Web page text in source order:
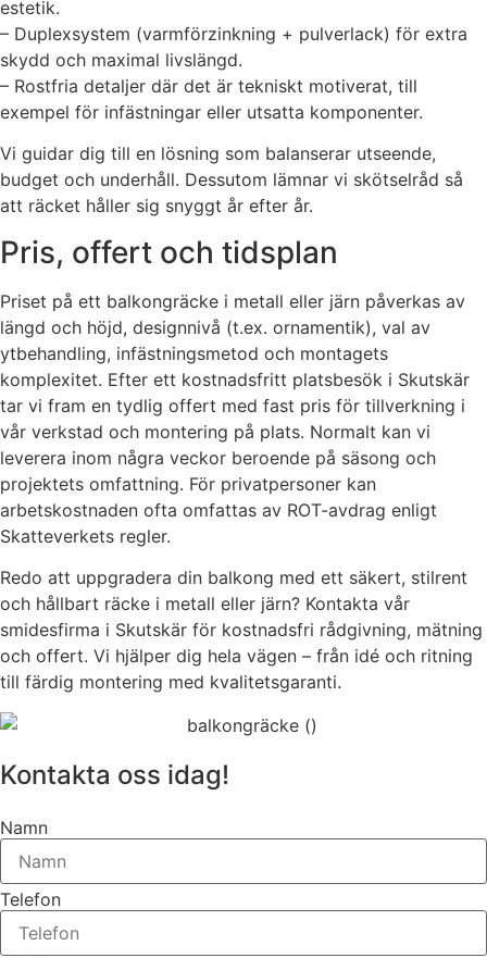
estetik.
– Duplexsystem (varmförzinkning + pulverlack) för extra
skydd och maximal livslängd.
– Rostfria detaljer där det är tekniskt motiverat, till
exempel för infästningar eller utsatta komponenter.
Vi guidar dig till en lösning som balanserar utseende,
budget och underhåll. Dessutom lämnar vi skötselråd så
att räcket håller sig snyggt år efter år.
Pris, offert och tidsplan
Priset på ett balkongräcke i metall eller järn påverkas av
längd och höjd, designnivå (t.ex. ornamentik), val av
ytbehandling, infästningsmetod och montagets
komplexitet. Efter ett kostnadsfritt platsbesök i Skutskär
tar vi fram en tydlig offert med fast pris för tillverkning i
vår verkstad och montering på plats. Normalt kan vi
leverera inom några veckor beroende på säsong och
projektets omfattning. För privatpersoner kan
arbetskostnaden ofta omfattas av ROT-avdrag enligt
Skatteverkets regler.
Redo att uppgradera din balkong med ett säkert, stilrent
och hållbart räcke i metall eller järn? Kontakta vår
smidesfirma i Skutskär för kostnadsfri rådgivning, mätning
och offert. Vi hjälper dig hela vägen – från idé och ritning
till färdig montering med kvalitetsgaranti.
Kontakta oss idag!
Namn
Telefon